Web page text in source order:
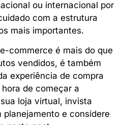
ou internacional por
com a estrutura
mais importantes.
commerce é mais do que
vendidos, é também
experiência de compra
de começar a
loja virtual, invista
planejamento e considere